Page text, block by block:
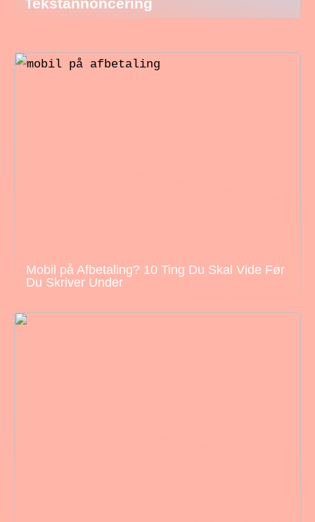
Tekstannoncering
Mobil på Afbetaling? 10 Ting Du Skal Vide Før
Du Skriver Under